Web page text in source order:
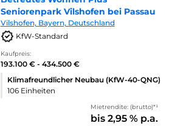
Seniorenpark Vilshofen bei Passau
Vilshofen, Bayern, Deutschland
KfW-Standard
Kaufpreis:
193.100 € - 434.500 €
Klimafreundlicher Neubau (KfW-40-QNG)
106 Einheiten
Mietrendite: (brutto)*¹
bis 2,95 % p.a.